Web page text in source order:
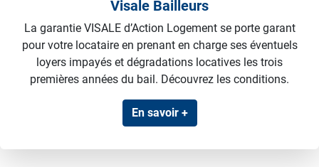
Visale Bailleurs
La garantie VISALE d’Action Logement se porte garant
pour votre locataire en prenant en charge ses éventuels
loyers impayés et dégradations locatives les trois
premières années du bail. Découvrez les conditions.
En savoir +